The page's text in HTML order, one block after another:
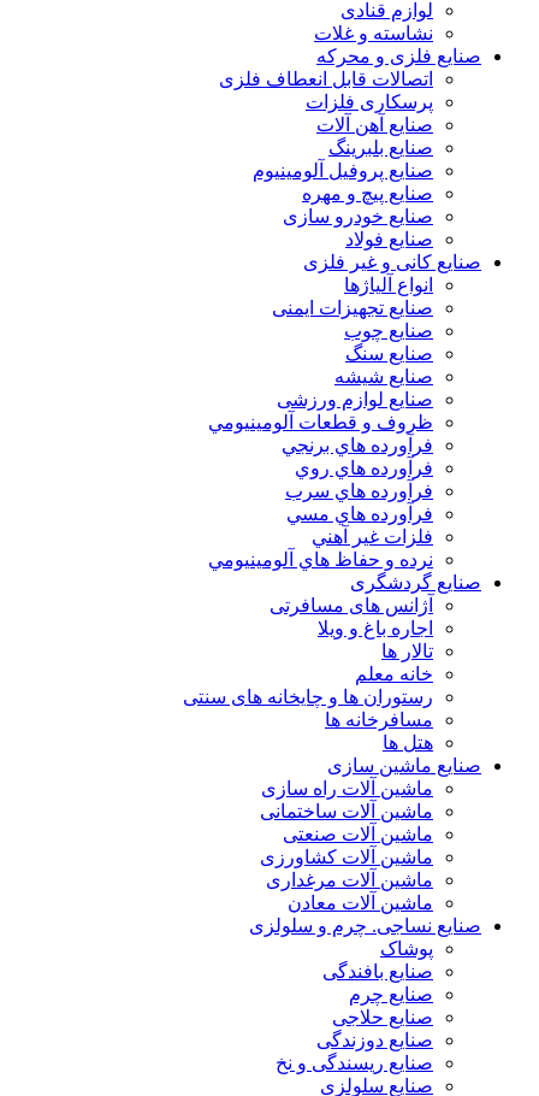
لوازم قنادی
نشاسته و غلات
صنایع فلزی و محرکه
اتصالات قابل انعطاف فلزی
پرسکاری فلزات
صنایع آهن آلات
صنایع بلبرینگ
صنایع پروفیل آلومینیوم
صنایع پیچ و مهره
صنایع خودرو سازی
صنایع فولاد
صنایع کانی و غیر فلزی
انواع آلياژها
صنایع تجهیزات ایمنی
صنایع چوب
صنایع سنگ
صنایع شیشه
صنایع لوازم ورزشی
ظروف و قطعات آلومينيومي
فرآورده هاي برنجي
فرآورده هاي روي
فرآورده هاي سرب
فرآورده هاي مسي
فلزات غير آهني
نرده و حفاظ هاي آلومينيومي
صنایع گردشگری
آژانس های مسافرتی
اجاره باغ و ویلا
تالار ها
خانه معلم
رستوران ها و چایخانه های سنتی
مسافرخانه ها
هتل ها
صنایع ماشین سازی
ماشین آلات راه سازی
ماشین آلات ساختمانی
ماشین آلات صنعتی
ماشین آلات کشاورزی
ماشین آلات مرغداری
ماشین آلات معادن
صنایع نساجی. چرم و سلولزی
پوشاک
صنایع بافندگی
صنایع چرم
صنایع حلاجی
صنایع دوزندگی
صنایع ریسندگی و نخ
صنایع سلولزی